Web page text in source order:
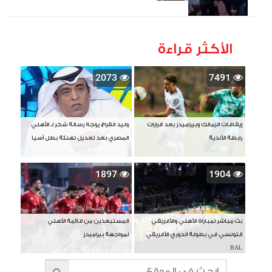
الأكثر قراءة
7491
إيقافات الزمالك وبيراميدز بعد قرارات
رابطة الأندية
2073
وليد الفراج يوجه رسالة شكر لـ الأهلي
المصري بعد تعديل تهنئة بطل آسيا
1904
بث مباشر لمباراة الأهلي والأفريقي
التونسي في بطولة الدوري الأفريقي
BAL
1897
المستبعدين من قائمة الأهلي
لمواجهة بيراميدز